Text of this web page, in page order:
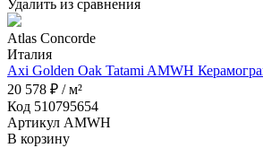
Удалить из сравнения
Atlas Concorde
Италия
Axi Golden Oak Tatami AMWH
20 578 ₽ / м²
Код 510795654
Артикул AMWH
В корзину